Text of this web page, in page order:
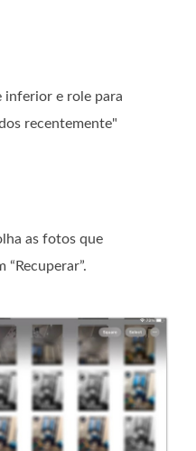
inferior e role para
recentemente"
as fotos que